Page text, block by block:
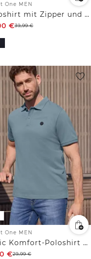
One MEN
Poloshirt mit Zipper und Struktur
€39,99€
One MEN
Basic Komfort-Poloshirt mit Kurzarm
€29,99€